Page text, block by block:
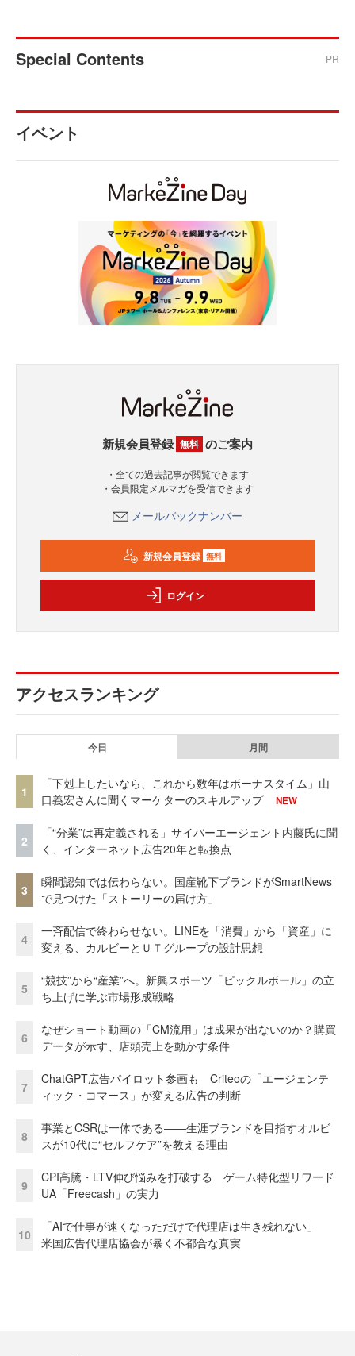
Special Contents PR
イベント
新規会員登録 無料 のご案内
・全ての過去記事が閲覧できます
・会員限定メルマガを受信できます
メールバックナンバー
新規会員登録 無料
ログイン
アクセスランキング
今日 月間
1
「下剋上したいなら、これから数年はボーナスタイム」山
口義宏さんに聞くマーケターのスキルアップ
NEW
2
「“分業”は再定義される」サイバーエージェント内藤氏に聞
く、インターネット広告20年と転換点
3
瞬間認知では伝わらない。国産靴下ブランドがSmartNews
で見つけた「ストーリーの届け方」
4
一斉配信で終わらせない。LINEを「消費」から「資産」に
変える、カルビーとＵＴグループの設計思想
5
“競技”から“産業”へ。新興スポーツ「ピックルボール」の立
ち上げに学ぶ市場形成戦略
6
なぜショート動画の「CM流用」は成果が出ないのか？購買
データが示す、店頭売上を動かす条件
7
ChatGPT広告パイロット参画も Criteoの「エージェンテ
ィック・コマース」が変える広告の判断
8
事業とCSRは一体である――生涯ブランドを目指すオルビ
スが10代に“セルフケア”を教える理由
9
CPI高騰・LTV伸び悩みを打破する ゲーム特化型リワード
UA「Freecash」の実力
10
「AIで仕事が速くなっただけで代理店は生き残れない」
米国広告代理店協会が暴く不都合な真実